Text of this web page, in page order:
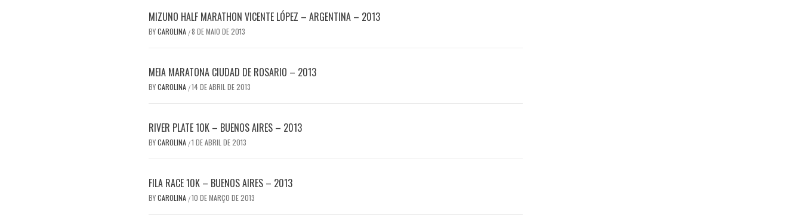
MIZUNO HALF MARATHON VICENTE LÓPEZ – ARGENTINA – 2013
BYCAROLINA /8 DE MAIO DE 2013
MEIA MARATONA CIUDAD DE ROSARIO – 2013
BYCAROLINA /14 DE ABRIL DE 2013
RIVER PLATE 10K – BUENOS AIRES – 2013
BYCAROLINA /1 DE ABRIL DE 2013
FILA RACE 10K – BUENOS AIRES – 2013
BYCAROLINA /10 DE MARÇO DE 2013